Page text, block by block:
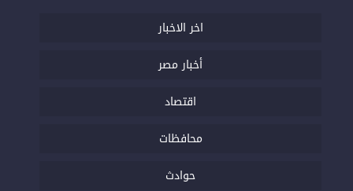
اخر الاخبار
أخبار مصر
اقتصاد
محافظات
حوادث